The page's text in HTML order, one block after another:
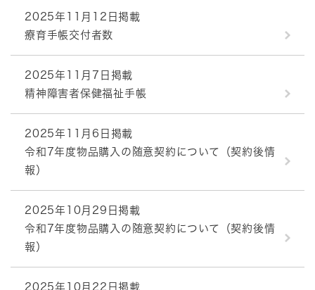
2025年11月12日掲載
療育手帳交付者数
2025年11月7日掲載
精神障害者保健福祉手帳
2025年11月6日掲載
令和7年度物品購入の随意契約について（契約後情
報）
2025年10月29日掲載
令和7年度物品購入の随意契約について（契約後情
報）
2025年10月22日掲載